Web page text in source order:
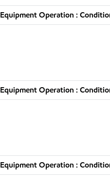
Equipment Operation :
Equipment Operation :
Equipment Operation :